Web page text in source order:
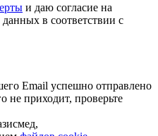
и даю согласие на
в соответствии с
Email успешно отправлено
не приходит, проверьте